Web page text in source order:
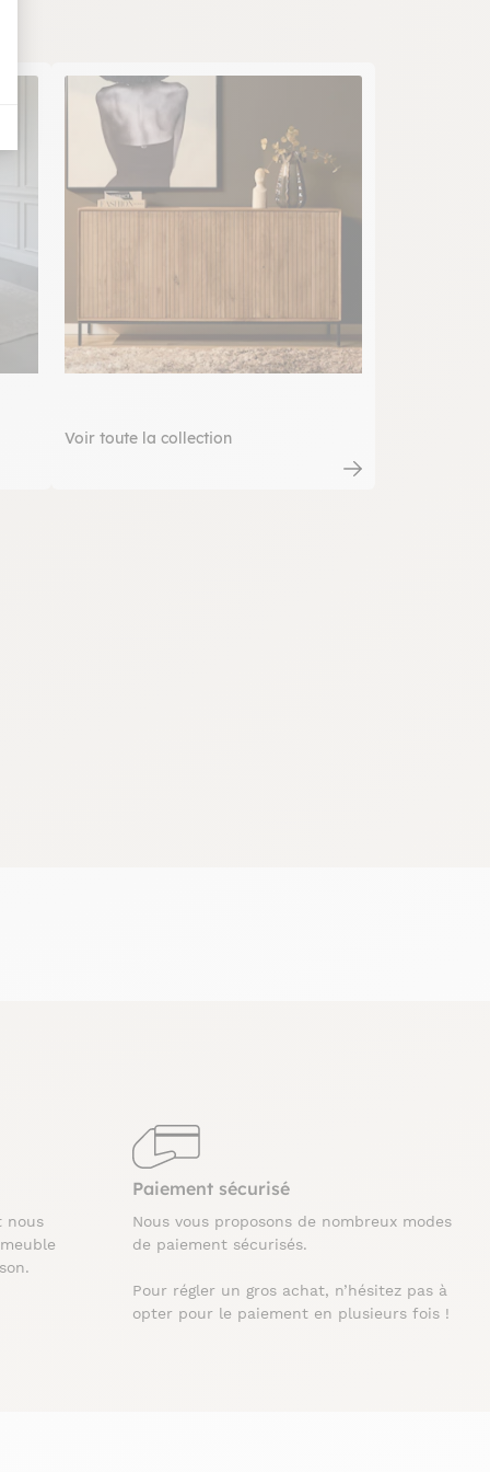
Voir toute la collection
nous
Paiement sécurisé
Nous vous proposons de nombreux modes
de paiement sécurisés.
Pour régler un gros achat, n’hésitez pas à
opter pour le paiement en plusieurs fois !